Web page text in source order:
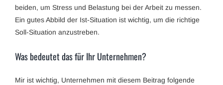
beiden, um Stress und Belastung bei der Arbeit zu messen.
Ein gutes Abbild der Ist-Situation ist wichtig, um die richtige
Soll-Situation anzustreben.
Was bedeutet das für Ihr Unternehmen?
Mir ist wichtig, Unternehmen mit diesem Beitrag folgende